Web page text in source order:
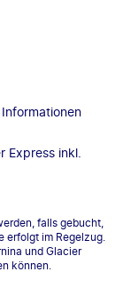
Express inkl.
falls gebucht,
erfolgt im Regelzug.
und Glacier
können.